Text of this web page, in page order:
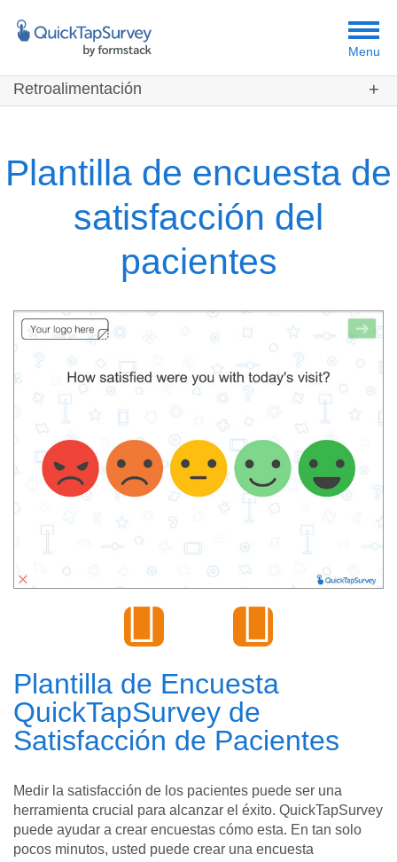
Menu
Retroalimentación
Plantillas
Plantilla de encuesta de
satisfacción del
pacientes
Plantilla de Encuesta
QuickTapSurvey de
Satisfacción de Pacientes
Medir la satisfacción de los pacientes puede ser una
herramienta crucial para alcanzar el éxito. QuickTapSurvey
puede ayudar a crear encuestas cómo esta. En tan solo
pocos minutos, usted puede crear una encuesta